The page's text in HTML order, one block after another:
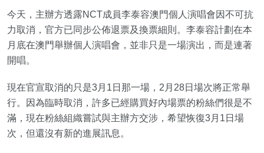
今天，主辦方透露NCT成員李泰容澳門個人演唱會因不可抗
力取消，官方已同步公佈退票及換票細則。李泰容計劃在本
月底在澳門舉辦個人演唱會，並非只是一場演出，而是連著
開唱。
現在官宣取消的只是3月1日那一場，2月28日場次將正常舉
行。因為臨時取消，許多已經購買好內場票的粉絲們很是不
滿，現在粉絲組織嘗試與主辦方交涉，希望恢復3月1日場
次，但還沒有新的進展訊息。